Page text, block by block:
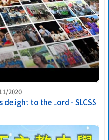
2020
to the Lord - SLCSS